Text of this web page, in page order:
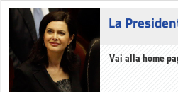
La
Vai alla home